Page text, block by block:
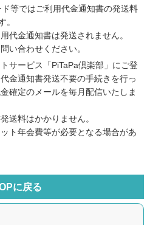
等ではご利用代金通知書の発送料
。
代金通知書は発送されません。
い合わせください。
サービス「PiTaPa倶楽部」にご登
金通知書発送不要の手続きを行っ
確定のメールを毎月配信いたしま
送料はかかりません。
ト年会費等が必要となる場合があ
に戻る